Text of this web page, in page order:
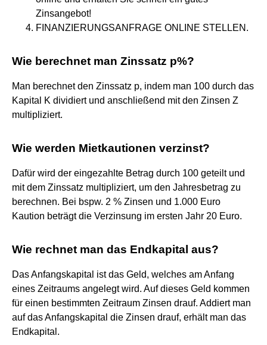
Zinsangebot!
FINANZIERUNGSANFRAGE ONLINE STELLEN.
Wie berechnet man Zinssatz p%?
Man berechnet den Zinssatz p, indem man 100 durch das
Kapital K dividiert und anschließend mit den Zinsen Z
multipliziert.
Wie werden Mietkautionen verzinst?
Dafür wird der eingezahlte Betrag durch 100 geteilt und
mit dem Zinssatz multipliziert, um den Jahresbetrag zu
berechnen. Bei bspw. 2 % Zinsen und 1.000 Euro
Kaution beträgt die Verzinsung im ersten Jahr 20 Euro.
Wie rechnet man das Endkapital aus?
Das Anfangskapital ist das Geld, welches am Anfang
eines Zeitraums angelegt wird. Auf dieses Geld kommen
für einen bestimmten Zeitraum Zinsen drauf. Addiert man
auf das Anfangskapital die Zinsen drauf, erhält man das
Endkapital.